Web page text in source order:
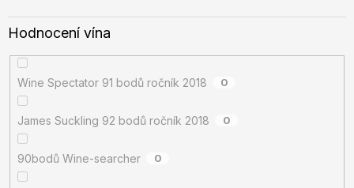
Hodnocení vína
Wine Spectator 91 bodů ročník 2018 0
James Suckling 92 bodů ročník 2018 0
90bodů Wine-searcher 0